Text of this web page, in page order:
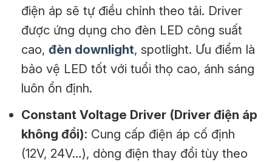
điện áp sẽ tự điều chỉnh theo tải. Driver
được ứng dụng cho đèn LED công suất
cao,đèn downlight, spotlight. Ưu điểm là
bảo vệ LED tốt với tuổi thọ cao, ánh sáng
luôn ổn định.
Constant Voltage Driver (Driver điện áp
không đổi): Cung cấp điện áp cố định
(12V, 24V…), dòng điện thay đổi tùy theo